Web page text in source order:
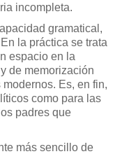
incompleta.
gramatical,
la práctica se trata
espacio en la
de memorización
Es, en fin,
como para las
padres que
más sencillo de